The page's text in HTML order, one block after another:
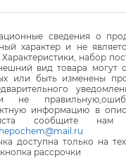
сведения о
характер и не
набор
вид товара могут
или быть изменены
не
информацию в
сообщите
доступна только на
рассрочки